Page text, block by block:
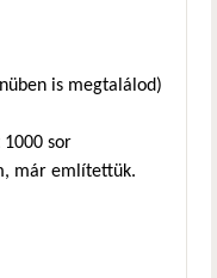
is megtalálod)
sor
már említettük.